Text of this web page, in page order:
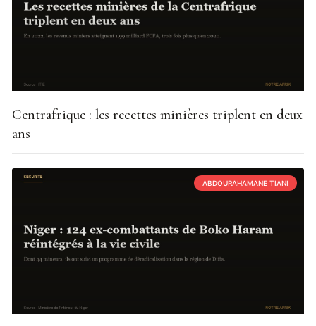
Centrafrique : les recettes minières triplent en deux
ans
ABDOURAHAMANE TIANI